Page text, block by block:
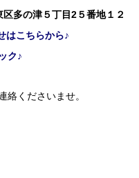
多の津５丁目2５番地１２
はこちらから♪
ク♪
絡くださいませ。